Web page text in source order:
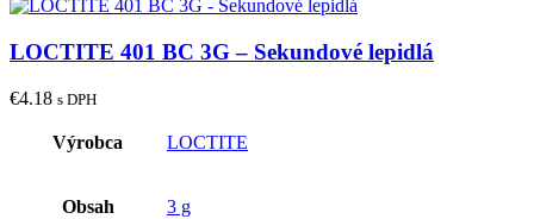
LOCTITE 401 BC 3G – Sekundové lepidlá
€4.18 s DPH
Výrobca LOCTITE
Obsah 3 g